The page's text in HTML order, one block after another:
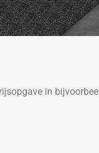
in